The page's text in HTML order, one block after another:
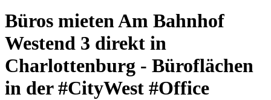
Büros mieten Am Bahnhof
Westend 3 direkt in
Charlottenburg - Büroflächen
in der #CityWest #Office